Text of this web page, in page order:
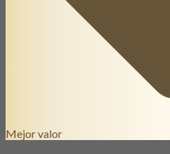
Mejor valor